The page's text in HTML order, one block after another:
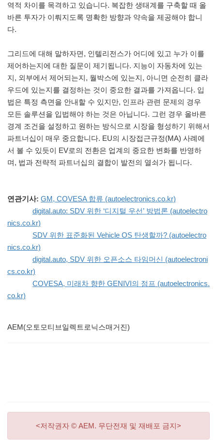
역적 차이를 목격하고 있습니다. 복잡한 생태계를 구축할 때 올
바른 투자가 이뤄지도록 명확한 방향과 약속을 제공해야 합니
다.
그리드에 대해 말하자면, 인텔리전스가 어디에 있고 누가 이를
제어하는지에 대한 질문이 제기됩니다. 지능이 자동차에 있는
지, 외부에서 제어되는지, 월박스에 있는지, 아니면 순전히 클라
우드에 있는지를 결정하는 것이 중요한 결과를 가져옵니다. 입
법은 특정 측면을 안내할 수 있지만, 인프라 관련 문제의 경우
모든 솔루션을 입법해야 하는 것은 아닙니다. 그런 경우 올바른
경계 조건을 설정하고 원하는 방식으로 시장을 형성하기 위해서
파트너십이 매우 중요합니다. EU의 시장접근규정(MA) 사례에
서 볼 수 있듯이 EV로의 전환은 업계의 중요한 변화를 반영하
며, 법과 전략적 파트너십의 결합이 발전의 열쇠가 됩니다.
연관기사: GM, COVESA 합류 (autoelectronics.co.kr)
digital.auto: SDV 위한 ‘디지털 우선’ 방법론 (autoelectro
nics.co.kr)
SDV 위한 표준화된 Vehicle OS 탄생할까? (autoelectro
nics.co.kr)
digital.auto, SDV 위한 오픈소스 타임머신 (autoelectroni
cs.co.kr)
COVESA, 미래차 향한 GENIVI의 점프 (autoelectronics.
co.kr)
AEM(오토모티브일렉트로닉스매거진)
<저작권자 © AEM. 무단전재 및 재배포 금지>